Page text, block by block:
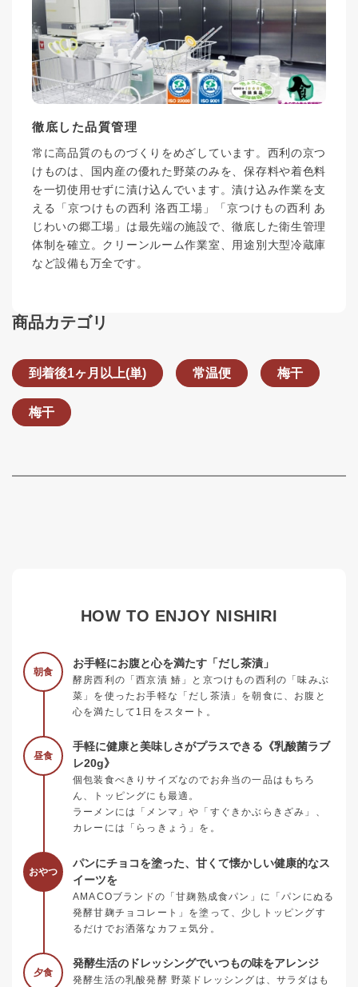
徹底した品質管理
常に高品質のものづくりをめざしています。西利の京つ
けものは、国内産の優れた野菜のみを、保存料や着色料
を一切使用せずに漬け込んでいます。漬け込み作業を支
える「京つけもの西利 洛西工場」「京つけもの西利 あ
じわいの郷工場」は最先端の施設で、徹底した衛生管理
体制を確立。クリーンルーム作業室、用途別大型冷蔵庫
など設備も万全です。
商品カテゴリ
到着後1ヶ月以上(単) 常温便 梅干
梅干
HOW TO ENJOY NISHIRI
朝食
お手軽にお腹と心を満たす「だし茶漬」
酵房西利の「西京漬 鰆」と京つけもの西利の「味みぶ
菜」を使ったお手軽な「だし茶漬」を朝食に、お腹と
心を満たして1日をスタート。
昼食
手軽に健康と美味しさがプラスできる《乳酸菌ラブ
レ20g》
個包装食べきりサイズなのでお弁当の一品はもちろ
ん、トッピングにも最適。
ラーメンには「メンマ」や「すぐきかぶらきざみ」、
カレーには「らっきょう」を。
おやつ
パンにチョコを塗った、甘くて懐かしい健康的なス
イーツを
AMACOブランドの「甘麹熟成食パン」に「パンにぬる
発酵甘麹チョコレート」を塗って、少しトッピングす
るだけでお洒落なカフェ気分。
夕食
発酵生活のドレッシングでいつもの味をアレンジ
発酵生活の乳酸発酵 野菜ドレッシングは、サラダはも